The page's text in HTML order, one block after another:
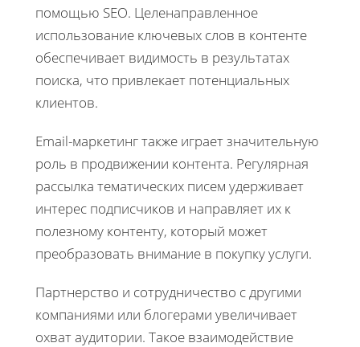
помощью SEO. Целенаправленное
использование ключевых слов в контенте
обеспечивает видимость в результатах
поиска, что привлекает потенциальных
клиентов.
Email-маркетинг также играет значительную
роль в продвижении контента. Регулярная
рассылка тематических писем удерживает
интерес подписчиков и направляет их к
полезному контенту, который может
преобразовать внимание в покупку услуги.
Партнерство и сотрудничество с другими
компаниями или блогерами увеличивает
охват аудитории. Такое взаимодействие